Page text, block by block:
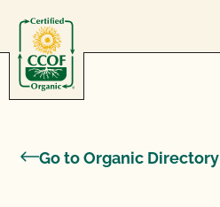
Go to Organic Directory